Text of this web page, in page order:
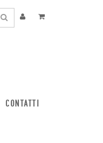
CONTATTI